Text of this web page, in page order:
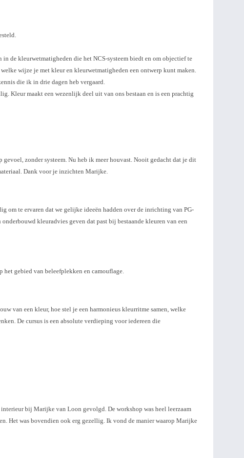
de kleurwetmatigheden die het NCS-systeem biedt en om objectief te
wijze je met kleur en kleurwetmatigheden een ontwerp kunt maken.
die ik in drie dagen heb vergaard.
Kleur maakt een wezenlijk deel uit van ons bestaan en is een prachtig
zonder systeem. Nu heb ik meer houvast. Nooit gedacht dat je dit
Dank voor je inzichten Marijke.
om te ervaren dat we gelijke ideeën hadden over de inrichting van PG-
kleuradvies geven dat past bij bestaande kleuren van een
het gebied van beleefplekken en camouflage.
van een kleur, hoe stel je een harmonieus kleurritme samen, welke
De cursus is een absolute verdieping voor iedereen die
bij Marijke van Loon gevolgd. De workshop was heel leerzaam
Het was bovendien ook erg gezellig. Ik vond de manier waarop Marijke